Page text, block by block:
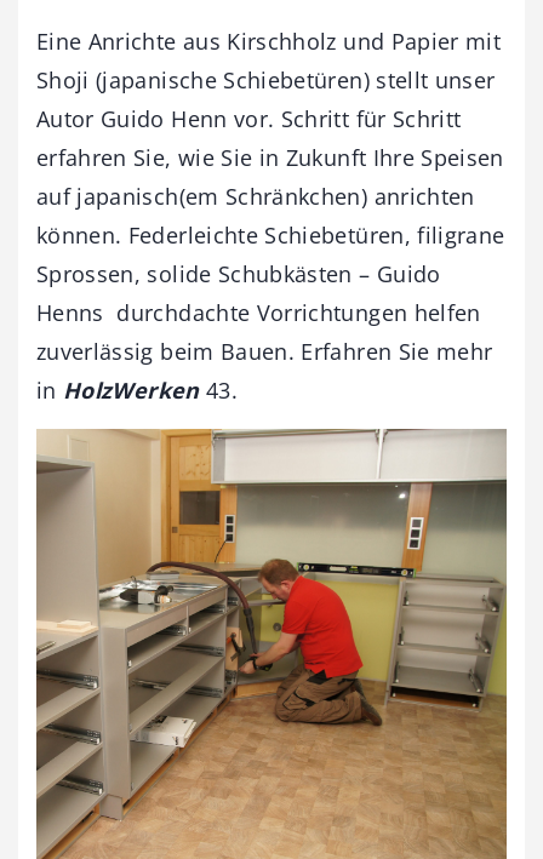
Eine Anrichte aus Kirschholz und Papier mit
Shoji (japanische Schiebetüren) stellt unser
Autor Guido Henn vor. Schritt für Schritt
erfahren Sie, wie Sie in Zukunft Ihre Speisen
auf japanisch(em Schränkchen) anrichten
können. Federleichte Schiebetüren, filigrane
Sprossen, solide Schubkästen – Guido
Henns durchdachte Vorrichtungen helfen
zuverlässig beim Bauen. Erfahren Sie mehr
in HolzWerken43.